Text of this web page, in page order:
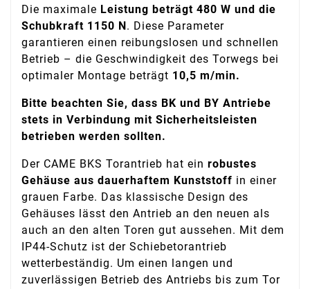
Die maximale Leistung beträgt 480 W und die
Schubkraft 1150 N . Diese Parameter
garantieren einen reibungslosen und schnellen
Betrieb – die Geschwindigkeit des Torwegs bei
optimaler Montage beträgt 10,5 m/min.
Bitte beachten Sie, dass BK und BY Antriebe
stets in Verbindung mit Sicherheitsleisten
betrieben werden sollten.
Der CAME BKS Torantrieb hat ein robustes
Gehäuse aus dauerhaftem Kunststoff in einer
grauen Farbe. Das klassische Design des
Gehäuses lässt den Antrieb an den neuen als
auch an den alten Toren gut aussehen. Mit dem
IP44-Schutz ist der Schiebetorantrieb
wetterbeständig. Um einen langen und
zuverlässigen Betrieb des Antriebs bis zum Tor